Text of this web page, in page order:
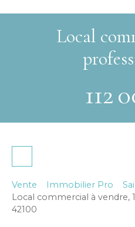
Local
112
Vente Immobilier Pro
Local commercial à vendre,
42100